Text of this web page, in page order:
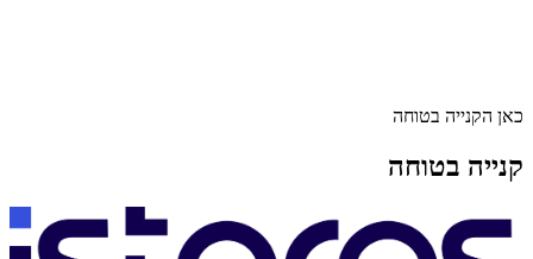
כאן הקנייה בטוחה
קנייה בטוחה